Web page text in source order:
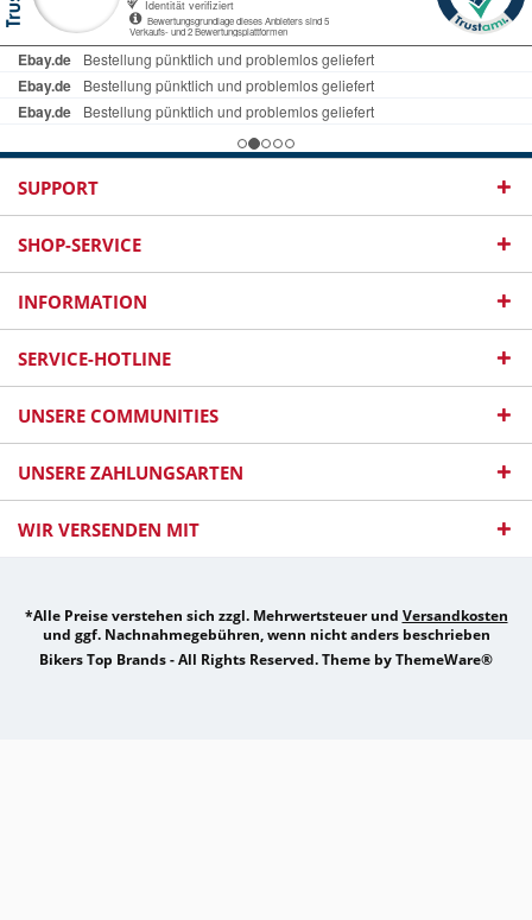
SUPPORT
SHOP-SERVICE
INFORMATION
SERVICE-HOTLINE
UNSERE COMMUNITIES
UNSERE ZAHLUNGSARTEN
WIR VERSENDEN MIT
*Alle Preise verstehen sich zzgl. Mehrwertsteuer und Versandkosten
und ggf. Nachnahmegebühren, wenn nicht anders beschrieben
Bikers Top Brands - All Rights Reserved. Theme byThemeWare®